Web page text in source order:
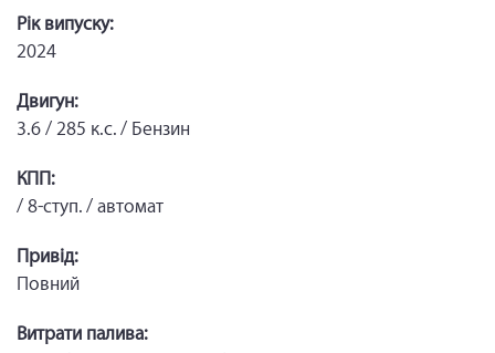
Рік випуску:
2024
Двигун:
3.6 / 285 к.с. / Бензин
КПП:
/ 8-ступ. / автомат
Привід:
Повний
Витрати палива: